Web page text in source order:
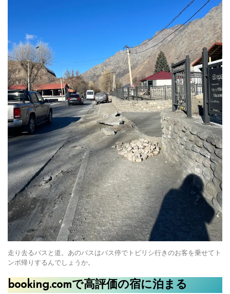
走り去るバスと道。あのバスはバス停でトビリシ行きのお客を乗せてト
ンボ帰りするんでしょうか。
booking.comで高評価の宿に泊まる